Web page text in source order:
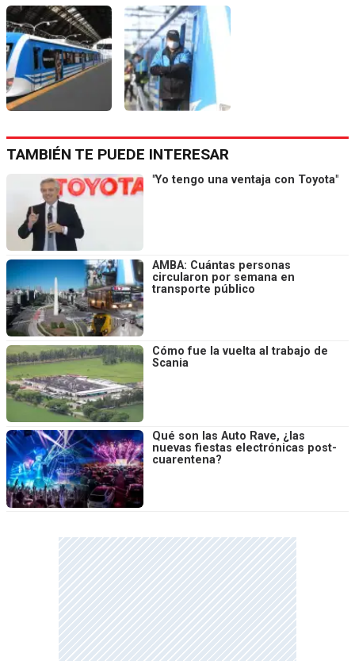
TAMBIÉN TE PUEDE INTERESAR
"Yo tengo una ventaja con Toyota"
AMBA: Cuántas personas
circularon por semana en
transporte público
Cómo fue la vuelta al trabajo de
Scania
Qué son las Auto Rave, ¿las
nuevas fiestas electrónicas post-
cuarentena?